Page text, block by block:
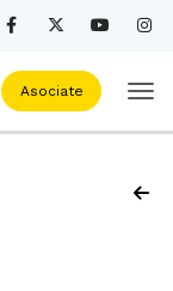
Asociate